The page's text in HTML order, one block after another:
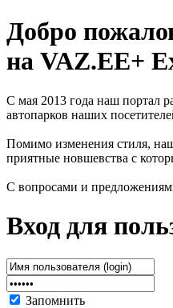
Добро
на VAZ.EE+
С мая 2013 года наш портал
автопарков наших
Помимо изменения стиля,
приятные новшевства с
С вопросами и
Вход для
Запомнить